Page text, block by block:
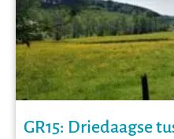
GR15: Driedaagse